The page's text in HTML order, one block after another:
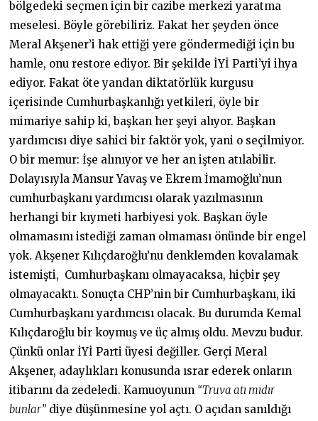
bölgedeki seçmen için bir cazibe merkezi yaratma
meselesi. Böyle görebiliriz. Fakat her şeyden önce
Meral Akşener’i hak ettiği yere göndermediği için bu
hamle, onu restore ediyor. Bir şekilde İYİ Parti’yi ihya
ediyor. Fakat öte yandan diktatörlük kurgusu
içerisinde Cumhurbaşkanlığı yetkileri, öyle bir
mimariye sahip ki, başkan her şeyi alıyor. Başkan
yardımcısı diye sahici bir faktör yok, yani o seçilmiyor.
O bir memur: İşe alınıyor ve her an işten atılabilir.
Dolayısıyla Mansur Yavaş ve Ekrem İmamoğlu’nun
cumhurbaşkanı yardımcısı olarak yazılmasının
herhangi bir kıymeti harbiyesi yok. Başkan öyle
olmamasını istediği zaman olmaması önünde bir engel
yok. Akşener Kılıçdaroğlu’nu denklemden kovalamak
istemişti, Cumhurbaşkanı olmayacaksa, hiçbir şey
olmayacaktı. Sonuçta CHP’nin bir Cumhurbaşkanı, iki
Cumhurbaşkanı yardımcısı olacak. Bu durumda Kemal
Kılıçdaroğlu bir koymuş ve üç almış oldu. Mevzu budur.
Çünkü onlar İYİ Parti üyesi değiller. Gerçi Meral
Akşener, adaylıkları konusunda ısrar ederek onların
itibarını da zedeledi. Kamuoyunun “Truva atı mıdır
bunlar” diye düşünmesine yol açtı. O açıdan sanıldığı